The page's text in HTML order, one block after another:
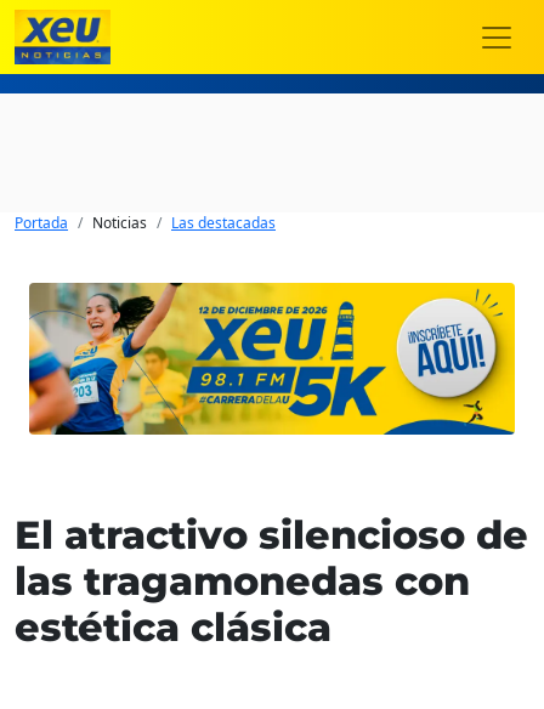
Portada Noticias Las destacadas
El atractivo silencioso de
las tragamonedas con
estética clásica